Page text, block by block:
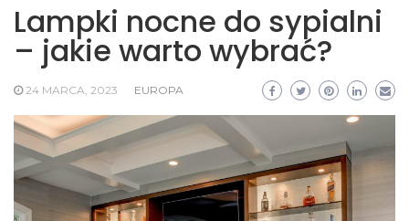
Lampki nocne do sypialni
– jakie warto wybrać?
24 MARCA, 2023 EUROPA